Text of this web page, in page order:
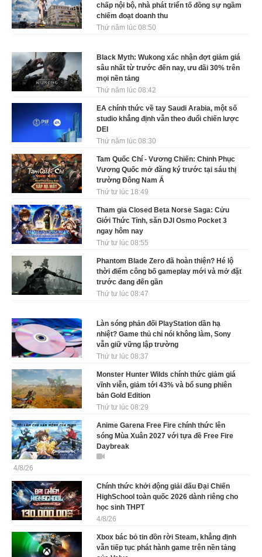
chấp nội bộ, nhà phát triển tố đồng sự ngầm
chiếm đoạt doanh thu
Thứ năm lúc 08:50
Black Myth: Wukong xác nhận đợt giảm giá
sâu nhất từ trước đến nay, ưu đãi 30% trên
mọi nền tảng
Thứ năm lúc 08:42
EA chính thức về tay Saudi Arabia, một số
studio khẳng định vẫn theo đuổi chiến lược
DEI
Thứ năm lúc 08:30
Tam Quốc Chí - Vương Chiến: Chinh Phục
Vương Quốc mở đăng ký trước tại sáu thị
trường Đông Nam Á
Thứ tư lúc 18:49
Tham gia Closed Beta Norse Saga: Cửu
Giới Thức Tỉnh, săn DJI Osmo Pocket 3
ngay hôm nay
Thứ tư lúc 08:55
Phantom Blade Zero đã hoàn thiện? Hé lộ
thời điểm công bố gameplay mới và mở đặt
trước đang đến gần
Thứ tư lúc 08:47
Làn sóng phản đối PlayStation dần hạ
nhiệt? Game thủ chỉ nói không làm, Sony
vẫn giữ vững lập trường
Thứ tư lúc 08:37
Monster Hunter Wilds chính thức giảm giá
vĩnh viễn, giảm tới 43% và bổ sung phiên
bản Gold Edition
Thứ tư lúc 08:29
Anime Garena Free Fire chính thức lên
sóng Mùa Xuân 2027 với tựa đề Free Fire
Daybreak
4/8/26
Chính thức khởi động giải đấu Đại Chiến
HighSchool toàn quốc 2026 dành riêng cho
học sinh THPT
4/8/26
Xbox bác bỏ tin đồn rời Steam, khẳng định
vẫn tiếp tục phát hành game trên nền tảng